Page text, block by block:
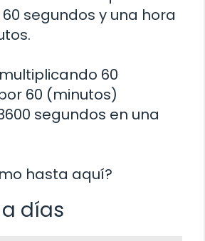
segundos y una hora
60
60 (minutos)
segundos en una
hasta aquí?
días